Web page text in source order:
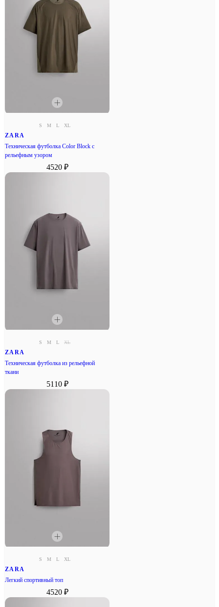
S M L XL
ZARA
Техническая футболка Color Block с
рельефным узором
4520 ₽
S M L XL
ZARA
Техническая футболка из рельефной
ткани
5110 ₽
S M L XL
ZARA
Легкий спортивный топ
4520 ₽